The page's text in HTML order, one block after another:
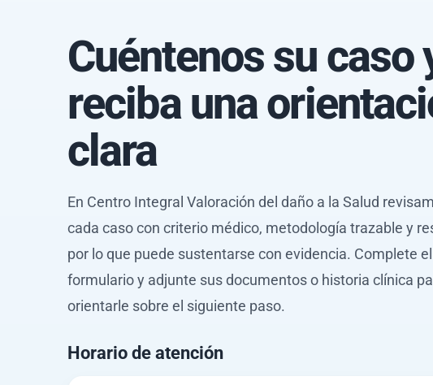
Cuéntenos su caso
reciba una
clara
En Centro Integral Valoración del daño a la Salud
cada caso con criterio médico, metodología trazable y
por lo que puede sustentarse con evidencia. Complete el
formulario y adjunte sus documentos o historia clínica
orientarle sobre el siguiente paso.
Horario de atención